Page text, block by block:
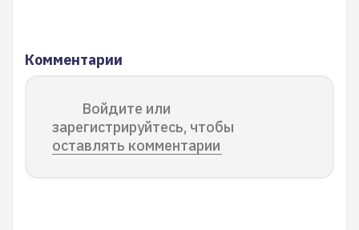
Комментарии
Войдите или
зарегистрируйтесь, чтобы
оставлять комментарии